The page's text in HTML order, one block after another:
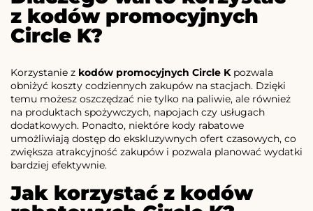
z kodów promocyjnych
Circle K?
Korzystanie z kodów promocyjnych Circle Kpozwala
obniżyć koszty codziennych zakupów na stacjach. Dzięki
temu możesz oszczędzać nie tylko na paliwie, ale również
na produktach spożywczych, napojach czy usługach
dodatkowych. Ponadto, niektóre kody rabatowe
umożliwiają dostęp do ekskluzywnych ofert czasowych, co
zwiększa atrakcyjność zakupów i pozwala planować wydatki
bardziej efektywnie.
Jak korzystać z kodów